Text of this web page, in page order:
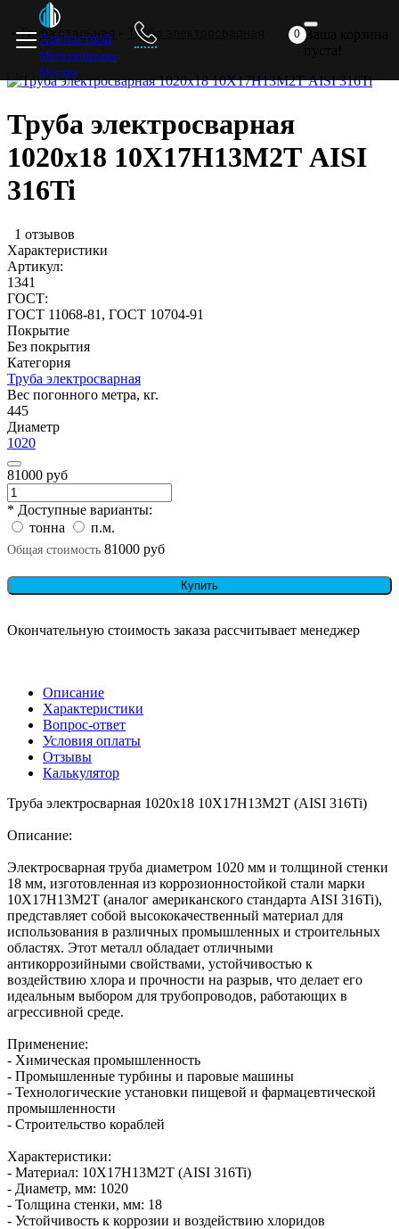
Аренастрой
Металлопрокат
Москва
0 Ваша корзина
Труба стальная Труба электросварная
Труба электросварная
1020х18 10Х17Н13М2Т AISI
316Ti
1 отзывов
Характеристики
Артикул:
1341
ГОСТ:
ГОСТ 11068-81, ГОСТ 10704-91
Покрытие
Без покрытия
Категория
Труба электросварная
Вес погонного метра, кг.
445
Диаметр
1020
81000 руб
* Доступные варианты:
тонна
п.м.
Общая стоимость 81000 руб
Купить
Окончательную стоимость заказа рассчитывает менеджер
Описание
Характеристики
Вопрос-ответ
Условия оплаты
Отзывы
Калькулятор
Труба электросварная 1020х18 10Х17Н13М2Т (AISI 316Ti)
Описание:
Электросварная труба диаметром 1020 мм и толщиной стенки
18 мм, изготовленная из коррозионностойкой стали марки
10Х17Н13М2Т (аналог американского стандарта AISI 316Ti),
представляет собой высококачественный материал для
использования в различных промышленных и строительных
областях. Этот металл обладает отличными
антикоррозийными свойствами, устойчивостью к
воздействию хлора и прочности на разрыв, что делает его
идеальным выбором для трубопроводов, работающих в
агрессивной среде.
Применение:
- Химическая промышленность
- Промышленные турбины и паровые машины
- Технологические установки пищевой и фармацевтической
промышленности
- Строительство кораблей
Характеристики:
- Материал: 10Х17Н13М2Т (AISI 316Ti)
- Диаметр, мм: 1020
- Толщина стенки, мм: 18
- Устойчивость к коррозии и воздействию хлоридов